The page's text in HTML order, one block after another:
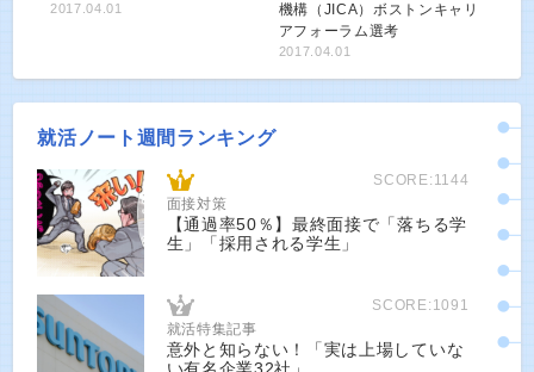
2017.04.01
機構（JICA）ボストンキャリ
アフォーラム選考
2017.04.01
就活ノート週間ランキング
SCORE:1144
面接対策
【通過率50％】最終面接で「落ちる学
生」「採用される学生」
SCORE:1091
就活特集記事
意外と知らない！「実は上場していな